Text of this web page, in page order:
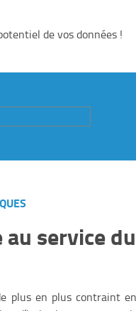
de vos données !
service
plus en plus contraint